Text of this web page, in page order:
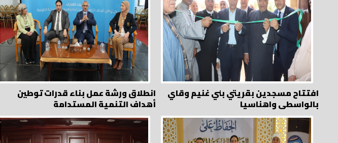
افتتاح مسجدين بقريتي بني غنيم وقاي
بالواسطى واهناسيا
انطلاق ورشة عمل بناء قدرات توطين
أهداف التنمية المستدامة